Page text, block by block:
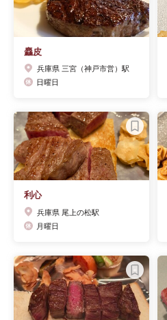
麤皮
兵庫県 三宮（神戸市営）駅
日曜日
利心
兵庫県 尾上の松駅
月曜日